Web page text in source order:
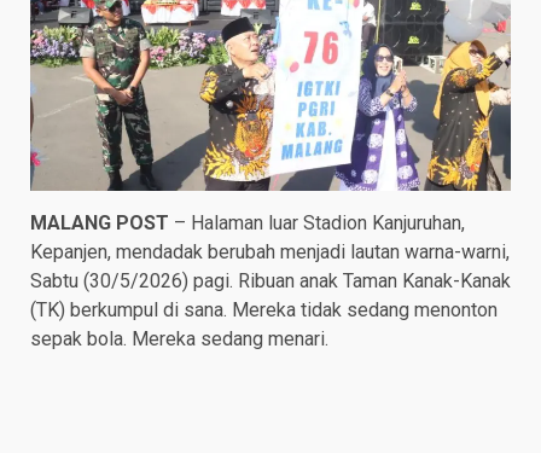
MALANG POST – Halaman luar Stadion Kanjuruhan,
Kepanjen, mendadak berubah menjadi lautan warna-warni,
Sabtu (30/5/2026) pagi. Ribuan anak Taman Kanak-Kanak
(TK) berkumpul di sana. Mereka tidak sedang menonton
sepak bola. Mereka sedang menari.